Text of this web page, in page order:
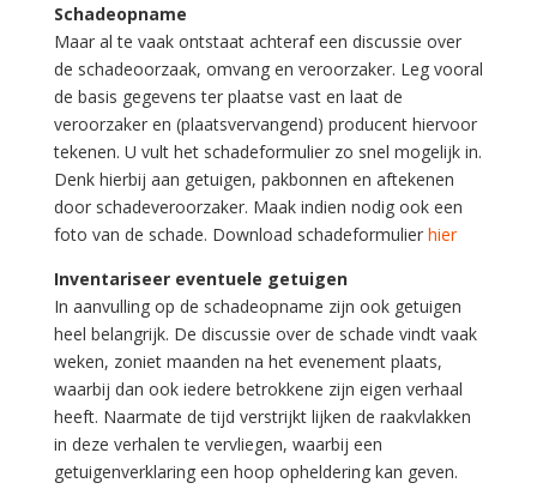
Schadeopname
Maar al te vaak ontstaat achteraf een discussie over
de schadeoorzaak, omvang en veroorzaker. Leg vooral
de basis gegevens ter plaatse vast en laat de
veroorzaker en (plaatsvervangend) producent hiervoor
tekenen. U vult het schadeformulier zo snel mogelijk in.
Denk hierbij aan getuigen, pakbonnen en aftekenen
door schadeveroorzaker. Maak indien nodig ook een
foto van de schade. Download schadeformulier hier
Inventariseer eventuele getuigen
In aanvulling op de schadeopname zijn ook getuigen
heel belangrijk. De discussie over de schade vindt vaak
weken, zoniet maanden na het evenement plaats,
waarbij dan ook iedere betrokkene zijn eigen verhaal
heeft. Naarmate de tijd verstrijkt lijken de raakvlakken
in deze verhalen te vervliegen, waarbij een
getuigenverklaring een hoop opheldering kan geven.